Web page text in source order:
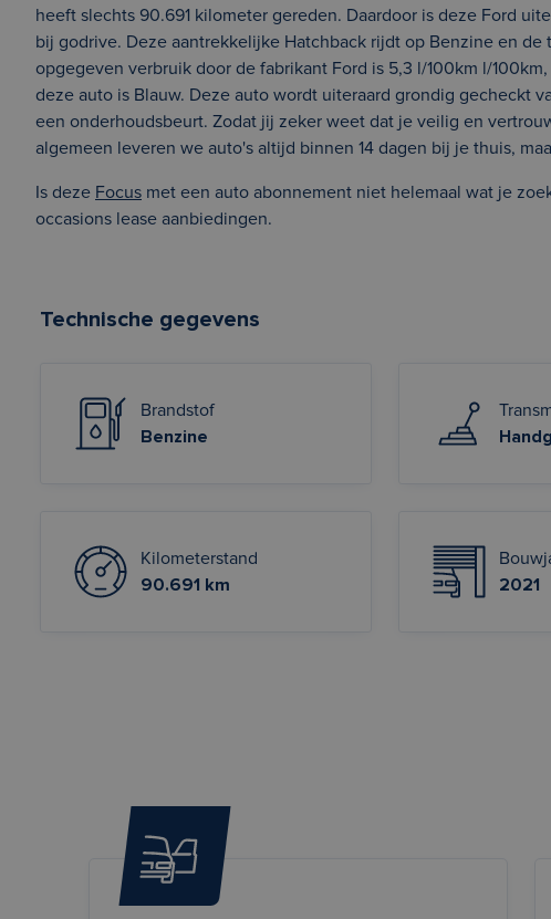
heeft slechts 90.691 kilometer gereden. Daardoor is deze Ford
bij godrive. Deze aantrekkelijke Hatchback rijdt op Benzine en
opgegeven verbruik door de fabrikant Ford is 5,3 l/100km l/
deze auto is Blauw. Deze auto wordt uiteraard grondig gecheckt
een onderhoudsbeurt. Zodat jij zeker weet dat je veilig en
algemeen leveren we auto's altijd binnen 14 dagen bij je thuis,
Is deze Focus met een auto abonnement niet helemaal wat je
occasions lease aanbiedingen.
Technische gegevens
Brandstof
Benzine
Kilometerstand
90.691 km
2021